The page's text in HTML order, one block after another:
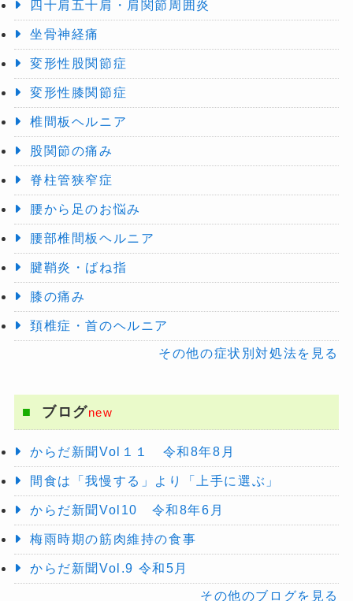
四十肩五十肩・肩関節周囲炎
坐骨神経痛
変形性股関節症
変形性膝関節症
椎間板ヘルニア
股関節の痛み
脊柱管狭窄症
腰から足のお悩み
腰部椎間板ヘルニア
腱鞘炎・ばね指
膝の痛み
頚椎症・首のヘルニア
その他の症状別対処法を見る
ブログnew
からだ新聞Vol１１ 令和8年8月
間食は「我慢する」より「上手に選ぶ」
からだ新聞Vol10 令和8年6月
梅雨時期の筋肉維持の食事
からだ新聞Vol.9 令和5月
その他のブログを見る